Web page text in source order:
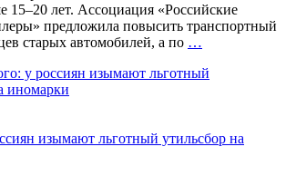
15–20 лет. Ассоциация «Российские
предложила повысить транспортный
старых автомобилей, а по …
изымают льготный утильсбор на